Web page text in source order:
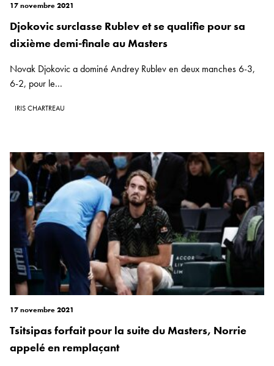
17 novembre 2021
Djokovic surclasse Rublev et se qualifie pour sa
dixième demi-finale au Masters
Novak Djokovic a dominé Andrey Rublev en deux manches 6-3,
6-2, pour le...
IRIS CHARTREAU
17 novembre 2021
Tsitsipas forfait pour la suite du Masters, Norrie
appelé en remplaçant